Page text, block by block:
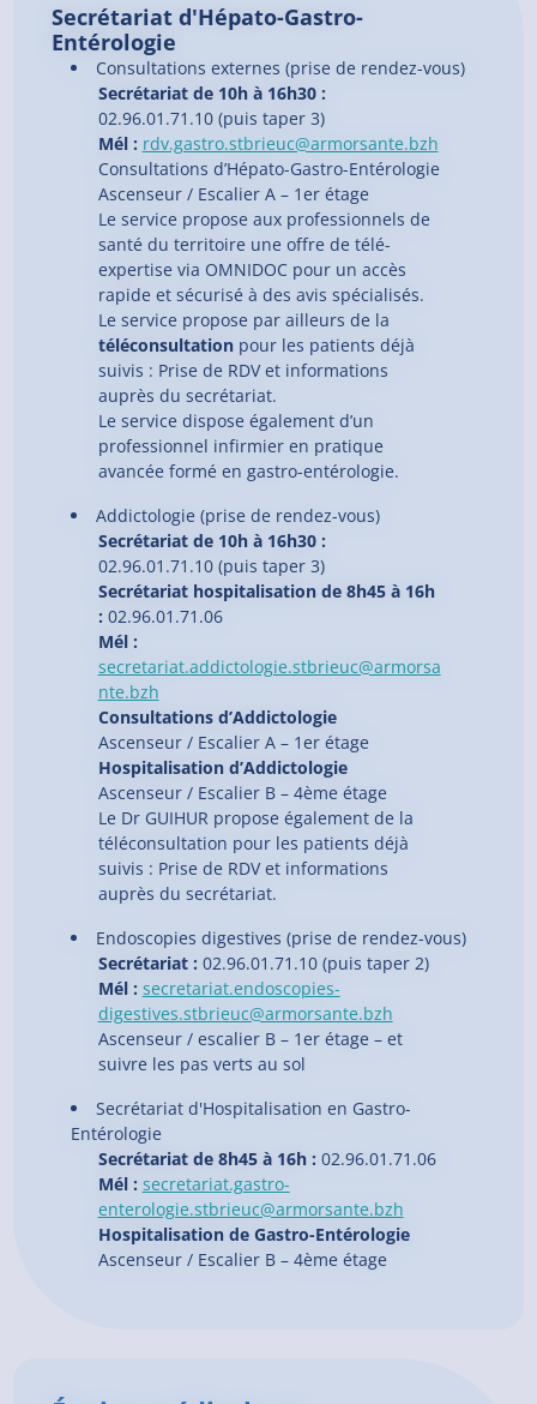
Secrétariat d'Hépato-Gastro-
Entérologie
Consultations externes (prise de rendez-vous)
Secrétariat de 10h à 16h30 :
02.96.01.71.10 (puis taper 3)
Mél : rdv.gastro.stbrieuc@armorsante.bzh
Consultations d’Hépato-Gastro-Entérologie
Ascenseur / Escalier A – 1er étage
Le service propose aux professionnels de
santé du territoire une offre de télé-
expertise via OMNIDOC pour un accès
rapide et sécurisé à des avis spécialisés.
Le service propose par ailleurs de la
téléconsultationpour les patients déjà
suivis : Prise de RDV et informations
auprès du secrétariat.
Le service dispose également d’un
professionnel infirmier en pratique
avancée formé en gastro-entérologie.
Addictologie (prise de rendez-vous)
Secrétariat de 10h à 16h30 :
02.96.01.71.10 (puis taper 3)
Secrétariat hospitalisation de 8h45 à 16h
: 02.96.01.71.06
Mél :
secretariat.addictologie.stbrieuc@armorsa
nte.bzh
Consultations d’Addictologie
Ascenseur / Escalier A – 1er étage
Hospitalisation d’Addictologie
Ascenseur / Escalier B – 4ème étage
Le Dr GUIHUR propose également de la
téléconsultation pour les patients déjà
suivis : Prise de RDV et informations
auprès du secrétariat.
Endoscopies digestives (prise de rendez-vous)
Secrétariat : 02.96.01.71.10 (puis taper 2)
Mél : secretariat.endoscopies-
digestives.stbrieuc@armorsante.bzh
Ascenseur / escalier B – 1er étage – et
suivre les pas verts au sol
Secrétariat d'Hospitalisation en Gastro-
Entérologie
Secrétariat de 8h45 à 16h : 02.96.01.71.06
Mél : secretariat.gastro-
enterologie.stbrieuc@armorsante.bzh
Hospitalisation de Gastro-Entérologie
Ascenseur / Escalier B – 4ème étage